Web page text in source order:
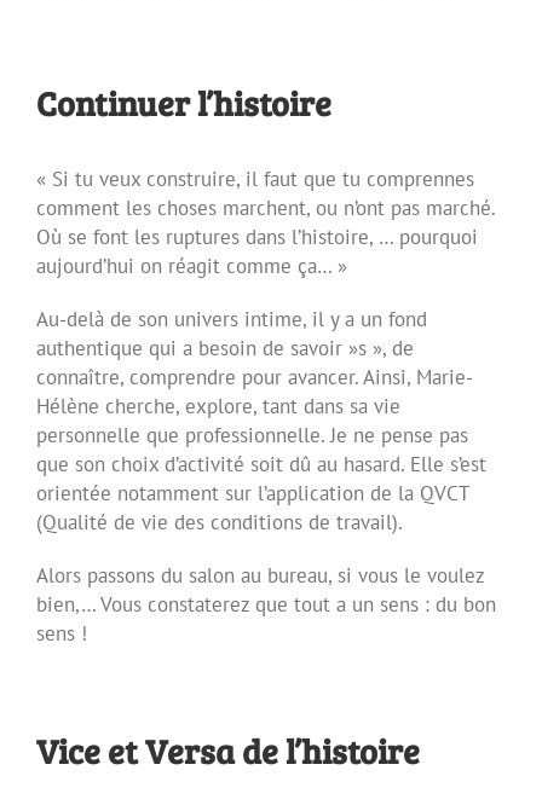
Continuer l’histoire
« Si tu veux construire, il faut que tu comprennes
comment les choses marchent, ou n’ont pas marché.
Où se font les ruptures dans l’histoire, … pourquoi
aujourd’hui on réagit comme ça… »
Au-delà de son univers intime, il y a un fond
authentique qui a besoin de savoir »s », de
connaître, comprendre pour avancer. Ainsi, Marie-
Hélène cherche, explore, tant dans sa vie
personnelle que professionnelle. Je ne pense pas
que son choix d’activité soit dû au hasard. Elle s’est
orientée notamment sur l’application de la QVCT
(Qualité de vie des conditions de travail).
Alors passons du salon au bureau, si vous le voulez
bien,… Vous constaterez que tout a un sens : du bon
sens !
Vice et Versa de l’histoire